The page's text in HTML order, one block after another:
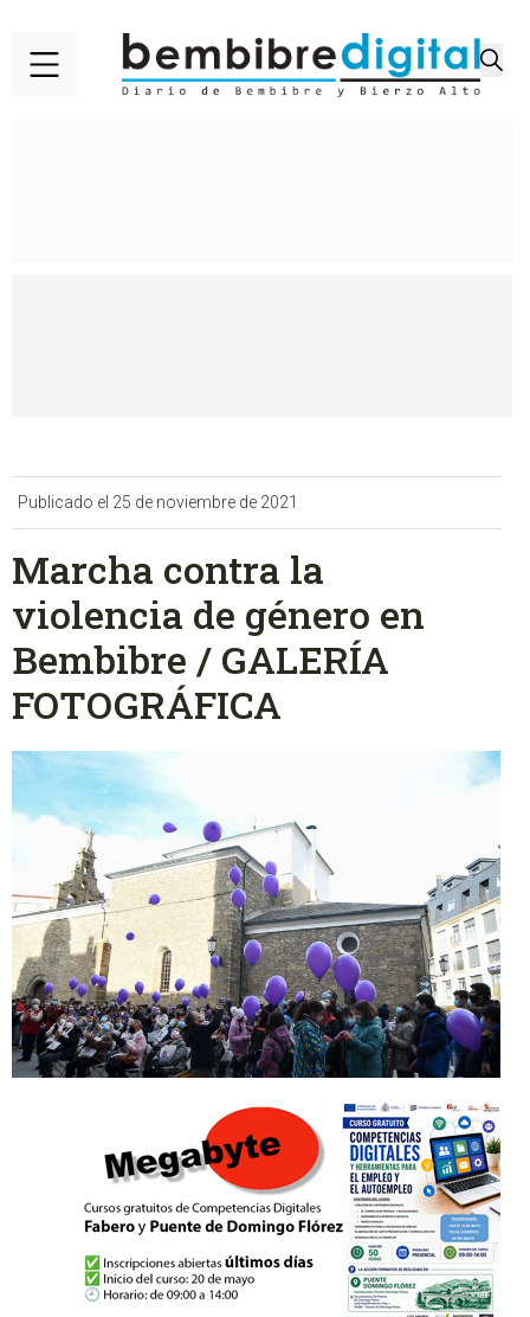
Publicado el 25 de noviembre de 2021
Marcha contra la
violencia de género en
Bembibre / GALERÍA
FOTOGRÁFICA